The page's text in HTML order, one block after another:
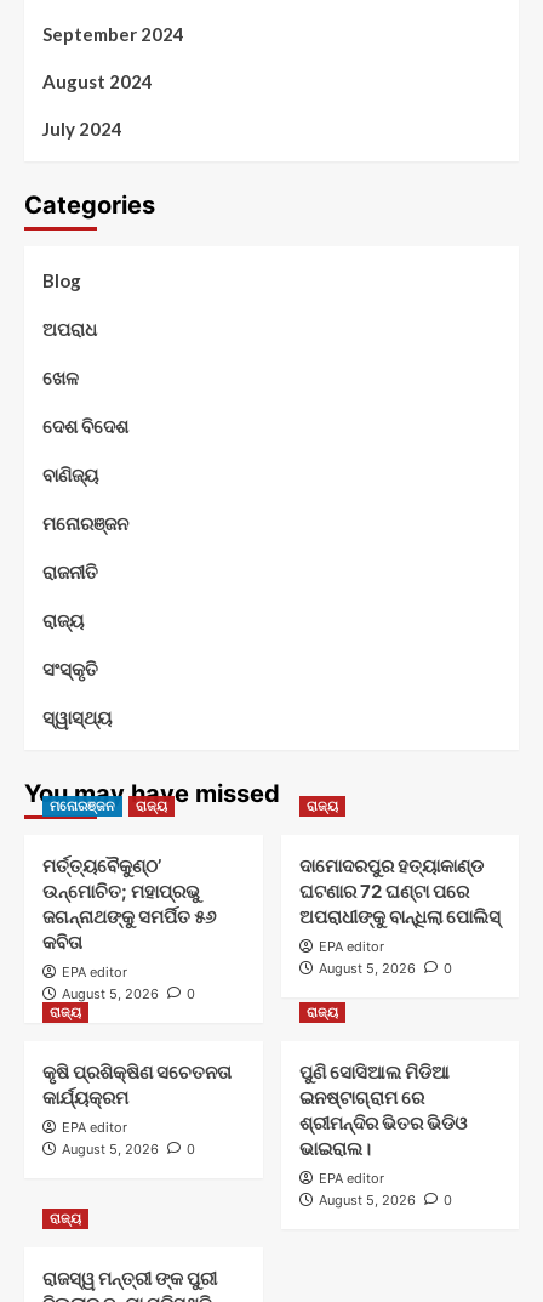
September 2024
August 2024
July 2024
Categories
Blog
ଅପରାଧ
ଖେଳ
ଦେଶ ବିଦେଶ
ବାଣିଜ୍ୟ
ମନୋରଞ୍ଜନ
ରାଜନୀତି
ରାଜ୍ୟ
ସଂସ୍କୃତି
ସ୍ୱାସ୍ଥ୍ୟ
You may have missed
ମନୋରଞ୍ଜନ ରାଜ୍ୟ
ମର୍ତ୍ତ୍ୟବୈକୁଣ୍ଠ’
ଉନ୍ମୋଚିତ; ମହାପ୍ରଭୁ
ଜଗନ୍ନାଥଙ୍କୁ ସମର୍ପିତ ୫୬
କବିତା
EPA editor
August 5, 2026
0
ରାଜ୍ୟ
ଦାମୋଦରପୁର ହତ୍ୟାକାଣ୍ଡ
ଘଟଣାର 72 ଘଣ୍ଟା ପରେ
ଅପରାଧୀଙ୍କୁ ବାନ୍ଧିଲା ପୋଲିସ୍
EPA editor
August 5, 2026
0
ରାଜ୍ୟ
କୃଷି ପ୍ରଶିକ୍ଷିଣ ସଚେତନତା
କାର୍ଯ୍ୟକ୍ରମ
EPA editor
August 5, 2026
0
ରାଜ୍ୟ
ପୁଣି ସୋସିଆଲ ମିଡିଆ
ଇନଷ୍ଟାଗ୍ରାମ ରେ
ଶ୍ରୀମନ୍ଦିର ଭିତର ଭିଡିଓ
ଭାଇରାଲ।
EPA editor
August 5, 2026
0
ରାଜ୍ୟ
ରାଜସ୍ୱ ମନ୍ତ୍ରୀ ଙ୍କ ପୁରୀ